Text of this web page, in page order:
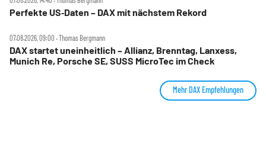
Perfekte US‑Daten – DAX mit nächstem Rekord
07.08.2026, 09:00 ‧ Thomas Bergmann
DAX startet uneinheitlich – Allianz, Brenntag, Lanxess,
Munich Re, Porsche SE, SUSS MicroTec im Check
Mehr DAX Empfehlungen